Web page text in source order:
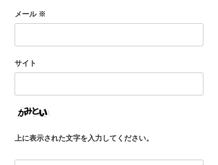
メール ※
サイト
上に表示された文字を入力してください。